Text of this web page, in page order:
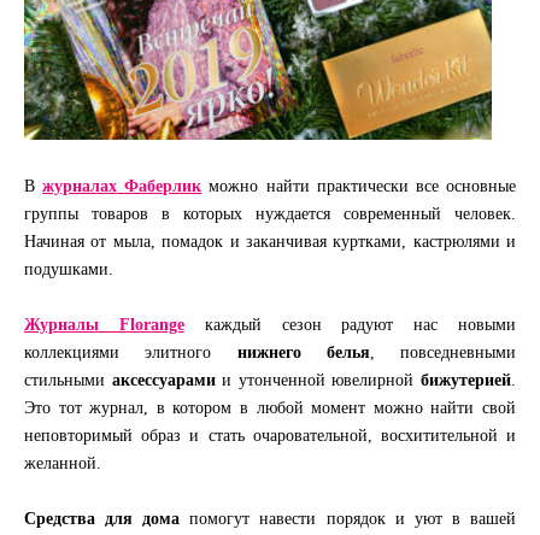
Вжурналах Фаберлик можно найти практически все основные
группы товаров в которых нуждается современный человек.
Начиная от мыла, помадок и заканчивая куртками, кастрюлями и
подушками.
Журналы Florangeкаждый сезон радуют нас новыми
коллекциями элитного нижнего белья, повседневными
стильными аксессуарамии утонченной ювелирнойбижутерией
Это тот журнал, в котором в любой момент можно найти свой
неповторимый образ и стать очаровательной, восхитительной и
желанной.
Средства для дома помогут навести порядок и уют в вашей